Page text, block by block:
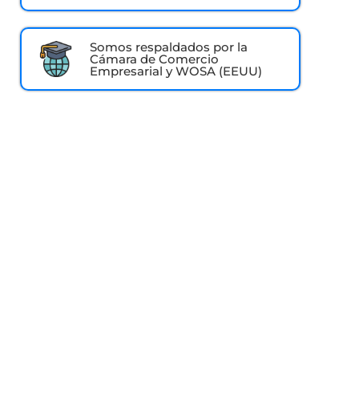
Somos respaldados por la
Cámara de Comercio
Empresarial y WOSA (EEUU)